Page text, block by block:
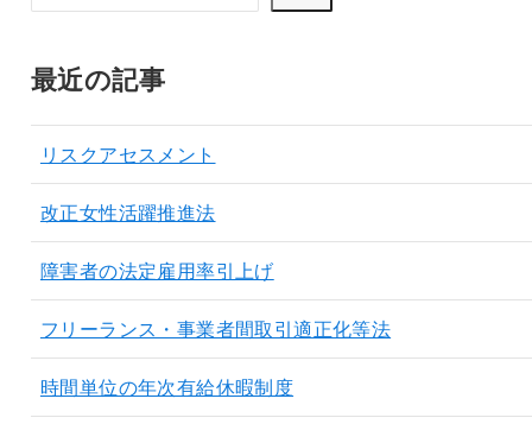
最近の記事
リスクアセスメント
改正女性活躍推進法
障害者の法定雇用率引上げ
フリーランス・事業者間取引適正化等法
時間単位の年次有給休暇制度